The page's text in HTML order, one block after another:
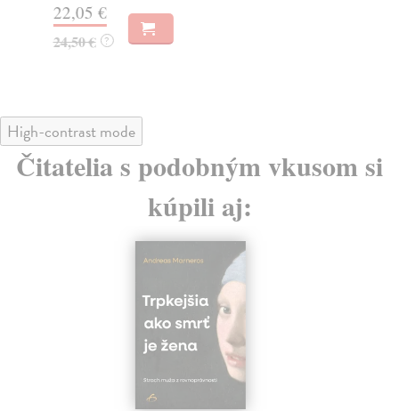
22,05 €
24,50 € ?
High-contrast mode
Čitatelia s podobným vkusom si
kúpili aj: